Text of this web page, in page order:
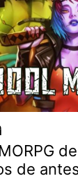
de